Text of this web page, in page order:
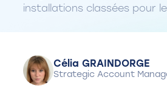
installations classées pour
Célia GRAINDORGE
Strategic Account